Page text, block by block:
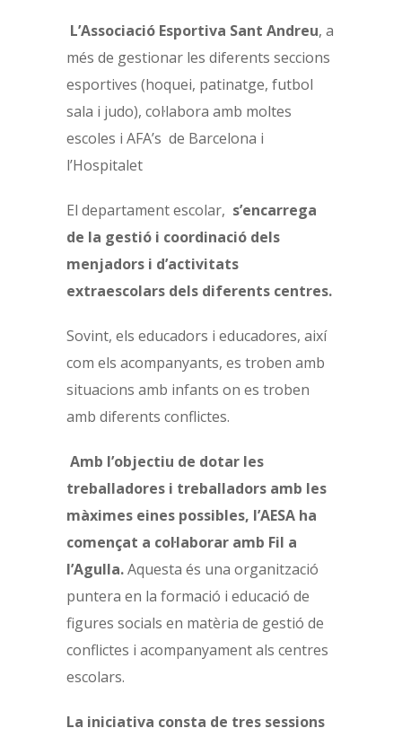
L’Associació Esportiva Sant Andreu, a
més de gestionar les diferents seccions
esportives (hoquei, patinatge, futbol
sala i judo), col·labora amb moltes
escoles i AFA’s de Barcelona i
l’Hospitalet
El departament escolar, s’encarrega
de la gestió i coordinació dels
menjadors i d’activitats
extraescolars dels diferents centres.
Sovint, els educadors i educadores, així
com els acompanyants, es troben amb
situacions amb infants on es troben
amb diferents conflictes.
Amb l’objectiu de dotar les
treballadores i treballadors amb les
màximes eines possibles, l’AESA ha
començat a col·laborar amb Fil a
l’Agulla.Aquesta és una organització
puntera en la formació i educació de
figures socials en matèria de gestió de
conflictes i acompanyament als centres
escolars.
La iniciativa consta de tres sessions